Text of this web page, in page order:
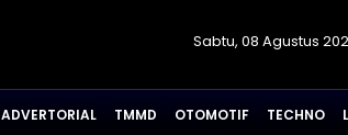
Sabtu, 08 Agustus
ADVERTORIAL TMMD OTOMOTIF TECHNO